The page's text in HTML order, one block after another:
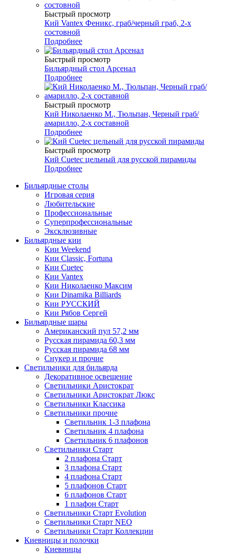
Быстрый просмотр
Кий Vantex Феникс, граб/черный граб, 2-х
состовной
Подробнее
Быстрый просмотр
Бильярдный стол Арсенал
Подробнее
Быстрый просмотр
Кий Николаенко М., Тюльпан, Черный граб/
амарилло, 2-х составной
Подробнее
Быстрый просмотр
Кий Cuetec цельный для русской пирамиды
Подробнее
Бильярдные столы
Игровая серия
Любительские
Профессиональные
Суперпрофессиональные
Эксклюзивные
Бильярдные кии
Кии Weekend
Кии Classic, Fortuna
Кии Cuetec
Кии Vantex
Кии Николаенко Максим
Кии Dinamika Billiards
Кии РУССКИЙ
Кии Рябов Сергей
Бильярдные шары
Американский пул 57,2 мм
Русская пирамида 60,3 мм
Русская пирамида 68 мм
Снукер и прочие
Светильники для бильярда
Декоративное освещение
Светильники Аристократ
Светильники Аристократ Люкс
Светильники Классика
Светильники прочие
Светильник 1-3 плафона
Светильник 4 плафона
Светильник 6 плафонов
Светильники Старт
2 плафона Старт
3 плафона Старт
4 плафона Старт
5 плафонов Старт
6 плафонов Старт
1 плафон Старт
Светильники Старт Evolution
Светильники Старт NEO
Светильники Старт Коллекции
Киевницы и полочки
Киевницы